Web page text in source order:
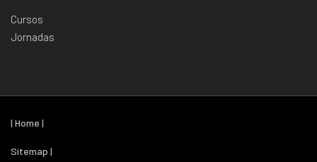
Cursos
Jornadas
| Home |
Sitemap |